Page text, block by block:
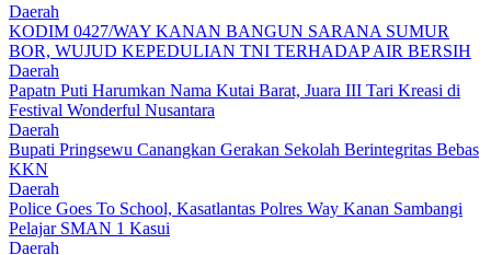
Daerah
KODIM 0427/WAY KANAN BANGUN SARANA SUMUR
BOR, WUJUD KEPEDULIAN TNI TERHADAP AIR BERSIH
Daerah
Papatn Puti Harumkan Nama Kutai Barat, Juara III Tari Kreasi di
Festival Wonderful Nusantara
Daerah
Bupati Pringsewu Canangkan Gerakan Sekolah Berintegritas Bebas
KKN
Daerah
Police Goes To School, Kasatlantas Polres Way Kanan Sambangi
Pelajar SMAN 1 Kasui
Daerah